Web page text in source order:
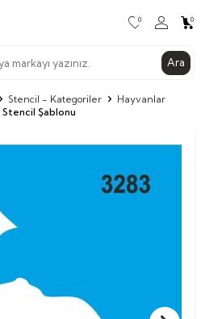
Ara
0 0
Stencil - Kategoriler
Hayvanlar
Şablonu